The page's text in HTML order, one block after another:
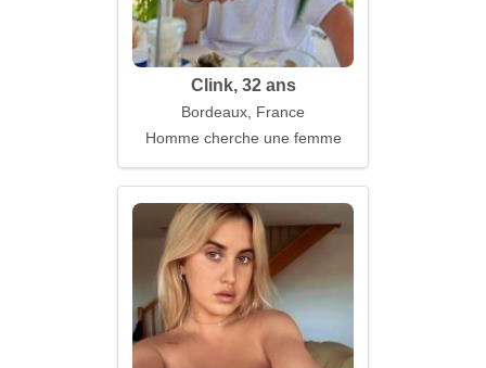
Clink, 32 ans
Bordeaux, France
Homme cherche une femme